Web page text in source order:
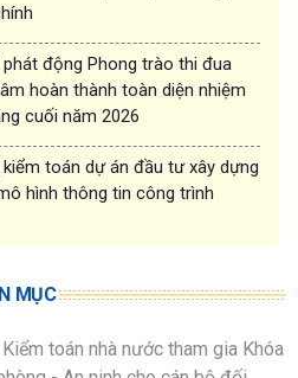
động Phong trào thi đua
hoàn thành toàn diện nhiệm
cuối năm 2026
toán dự án đầu tư xây dựng
hình thông tin công trình
MỤC